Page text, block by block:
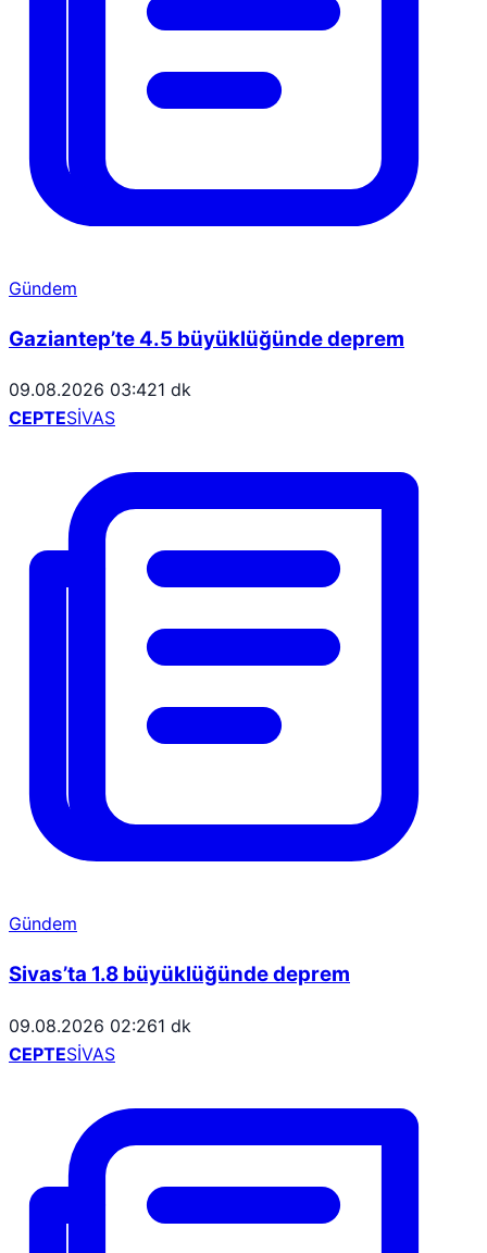
Gündem
Gaziantep’te 4.5 büyüklüğünde deprem
09.08.2026 03:421 dk
CEPTESİVAS
Gündem
Sivas’ta 1.8 büyüklüğünde deprem
09.08.2026 02:261 dk
CEPTESİVAS